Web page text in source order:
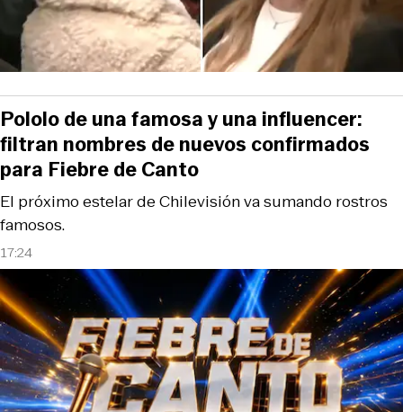
17:24
El próximo estelar de Chilevisión va sumando rostros
famosos.
Pololo de una famosa y una influencer:
filtran nombres de nuevos confirmados
para Fiebre de Canto